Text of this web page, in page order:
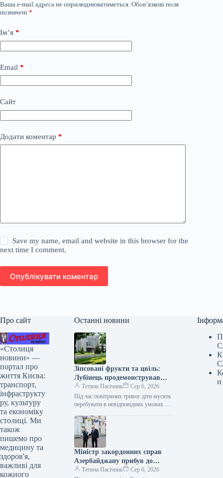
Ваша e-mail адреса не оприлюднюватиметься. Обов’язкові поля
позначені *
Ім’я *
Email *
Сайт
Додати коментар *
Save my name, email and website in this browser for the
next time I comment.
Опублікувати коментар
Про сайт
«Столиця
новини» —
портал про
життя Києва:
транспорт,
інфраструкту
ру, культуру
та економіку
столиці. Ми
також
пишемо про
медицину та
здоров'я,
важливі для
кожного
Останні новини
Зіпсовані фрукти та цвіль:
Лубінець продемонстрував
умови, в яких перебувають
діти в “Артеку” неподалік
Києва
Тетяна Пасічник
Сер 6, 2026
Під час повітряних тривог діти мусять
перебувати в невідповідних умовах –
дерев’яних палетах. Уповноважений
Верховної…
Міністр закордонних справ
Азербайджану прибув до
Києва
Тетяна Пасічник
Сер 6, 2026
и